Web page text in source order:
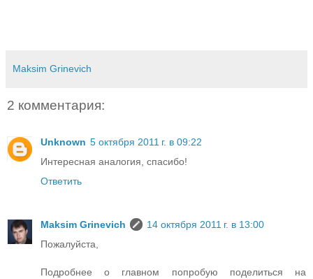
Maksim Grinevich
2 комментария:
Unknown 5 октября 2011 г. в 09:22
Интересная аналогия, спасибо!
Ответить
Maksim Grinevich
14 октября 2011 г. в 13:00
Пожалуйста,
Подробнее о главном попробую поделиться на